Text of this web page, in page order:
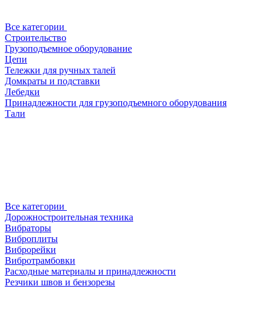
Все категории
Строительство
Грузоподъемное оборудование
Цепи
Тележки для ручных талей
Домкраты и подставки
Лебедки
Принадлежности для грузоподъемного оборудования
Тали
Все категории
Дорожностроительная техника
Вибраторы
Виброплиты
Виброрейки
Вибротрамбовки
Расходные материалы и принадлежности
Резчики швов и бензорезы